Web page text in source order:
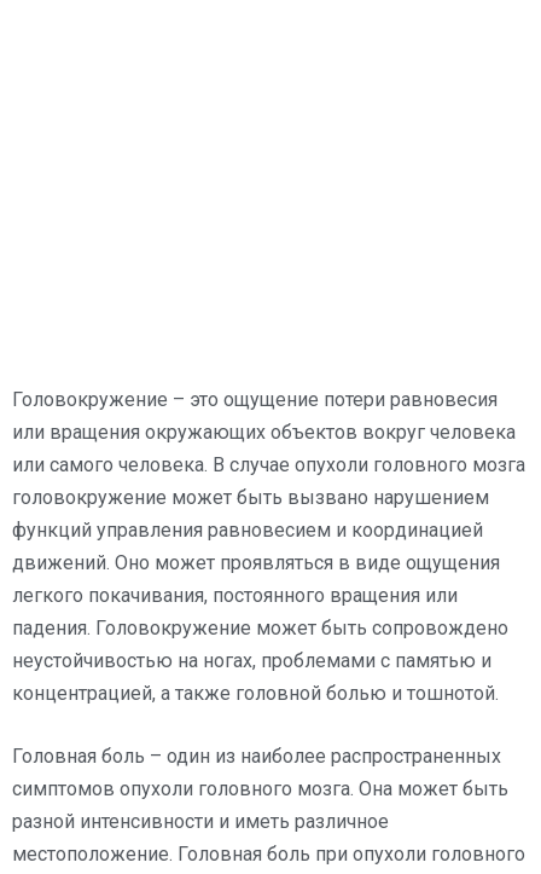
Головокружение – это ощущение потери равновесия
или вращения окружающих объектов вокруг человека
или самого человека. В случае опухоли головного мозга
головокружение может быть вызвано нарушением
функций управления равновесием и координацией
движений. Оно может проявляться в виде ощущения
легкого покачивания, постоянного вращения или
падения. Головокружение может быть сопровождено
неустойчивостью на ногах, проблемами с памятью и
концентрацией, а также головной болью и тошнотой.
Головная боль – один из наиболее распространенных
симптомов опухоли головного мозга. Она может быть
разной интенсивности и иметь различное
местоположение. Головная боль при опухоли головного